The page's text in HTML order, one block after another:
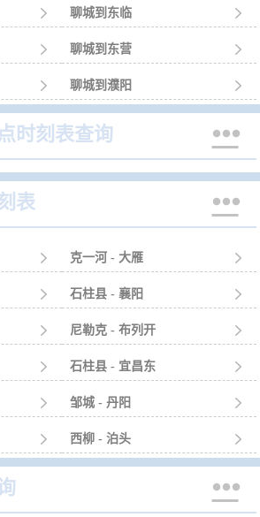
 聊城到东临 
 聊城到东营 
 聊城到濮阳 
时刻表查询 
表 
 克一河 - 大雁 
 石柱县 - 襄阳 
 尼勒克 - 布列开 
 石柱县 - 宜昌东 
 邹城 - 丹阳 
 西柳 - 泊头 
